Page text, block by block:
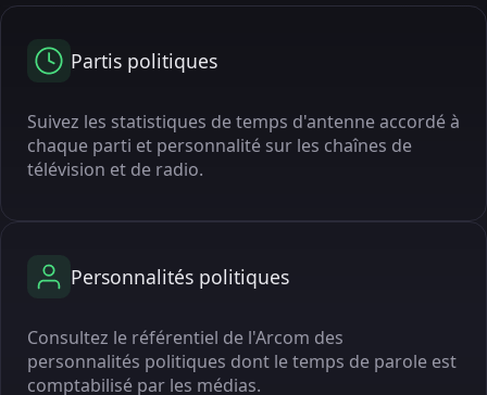
Partis politiques
Suivez les statistiques de temps d'antenne accordé à
chaque parti et personnalité sur les chaînes de
télévision et de radio.
Personnalités politiques
Consultez le référentiel de l'Arcom des
personnalités politiques dont le temps de parole est
comptabilisé par les médias.